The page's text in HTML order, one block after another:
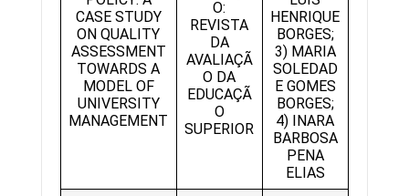
CASE STUDY
ON QUALITY
ASSESSMENT
TOWARDS A
MODEL OF
UNIVERSITY
MANAGEMENT
O:
REVISTA
DA
AVALIAÇÃ
O DA
EDUCAÇÃ
O
SUPERIOR
HENRIQUE
BORGES;
3) MARIA
SOLEDAD
E GOMES
BORGES;
4) INARA
BARBOSA
PENA
ELIAS